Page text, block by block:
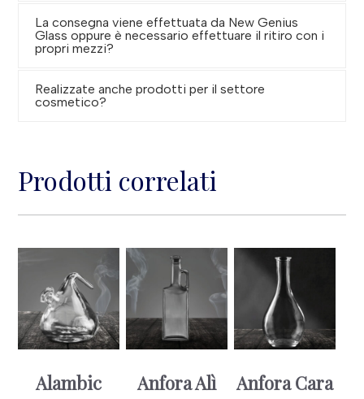
La consegna viene effettuata da New Genius
Glass oppure è necessario effettuare il ritiro con i
propri mezzi?
Realizzate anche prodotti per il settore
cosmetico?
Prodotti correlati
Alambic Anfora Alì Anfora Cara